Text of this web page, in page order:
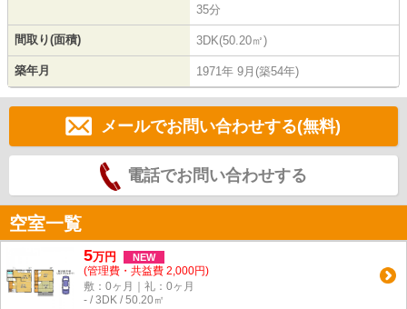
35分
間取り(面積) 3DK(50.20㎡)
築年月 1971年 9月(築54年)
メールでお問い合わせする(無料)
電話でお問い合わせする
空室一覧
5万円 NEW
(管理費・共益費 2,000円)
敷：0ヶ月｜礼：0ヶ月
- / 3DK / 50.20㎡